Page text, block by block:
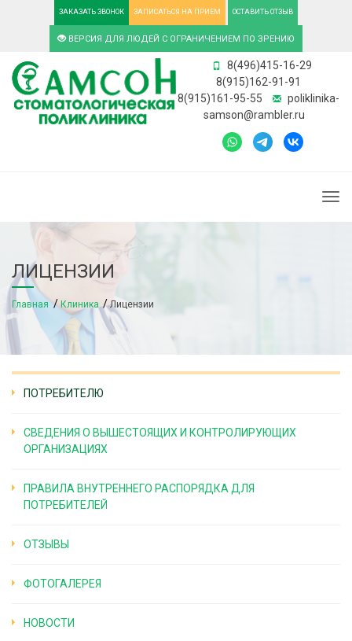
ЗАКАЗАТЬ ЗВОНОК ЗАПИСАТЬСЯ НА ПРИЕМ ОСТАВИТЬ ОТЗЫВ
ВЕРСИЯ ДЛЯ ЛЮДЕЙ С ОГРАНИЧЕНИЕМ ПО ЗРЕНИЮ
8(496)415-16-29
8(915)162-91-91
8(915)161-95-55
poliklinika-
samson@rambler.ru
ЛИЦЕНЗИИ
Главная Клиника Лицензии
ПОТРЕБИТЕЛЮ
СВЕДЕНИЯ О ВЫШЕСТОЯЩИХ И КОНТРОЛИРУЮЩИХ
ОРГАНИЗАЦИЯХ
ПРАВИЛА ВНУТРЕННЕГО РАСПОРЯДКА ДЛЯ
ПОТРЕБИТЕЛЕЙ
ОТЗЫВЫ
ФОТОГАЛЕРЕЯ
НОВОСТИ